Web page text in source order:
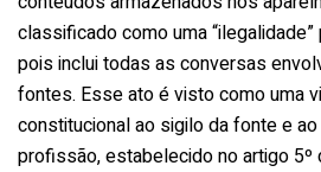
classificado como uma
pois inclui todas as conversas
fontes. Esse ato é visto como uma
constitucional ao sigilo da fonte e
profissão, estabelecido no artigo 5º